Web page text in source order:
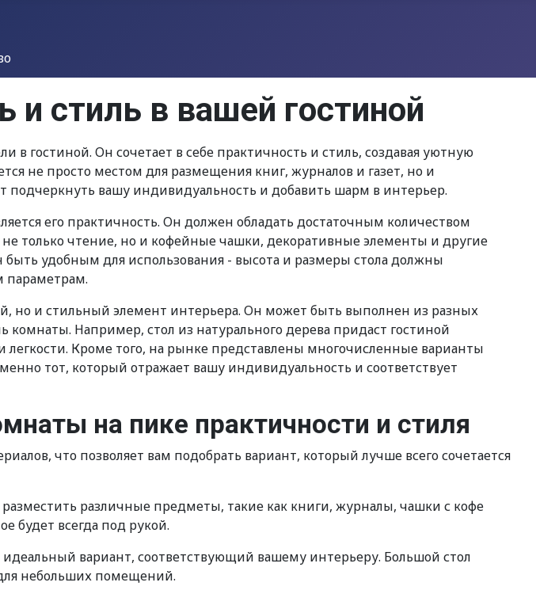
стиль в вашей гостиной
гостиной. Он сочетает в себе практичность и стиль, создавая уютную
не просто местом для размещения книг, журналов и газет, но и
вашу индивидуальность и добавить шарм в интерьер.
его практичность. Он должен обладать достаточным количеством
только чтение, но и кофейные чашки, декоративные элементы и другие
удобным для использования - высота и размеры стола должны
параметрам.
но и стильный элемент интерьера. Он может быть выполнен из разных
комнаты. Например, стол из натурального дерева придаст гостиной
Кроме того, на рынке представлены многочисленные варианты
тот, который отражает вашу индивидуальность и соответствует
на пике практичности и стиля
что позволяет вам подобрать вариант, который лучше всего сочетается
различные предметы, такие как книги, журналы, чашки с кофе
будет всегда под рукой.
вариант, соответствующий вашему интерьеру. Большой стол
небольших помещений.